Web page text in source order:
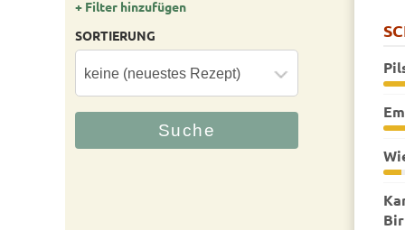
+ Filter hinzufügen
SORTIERUNG